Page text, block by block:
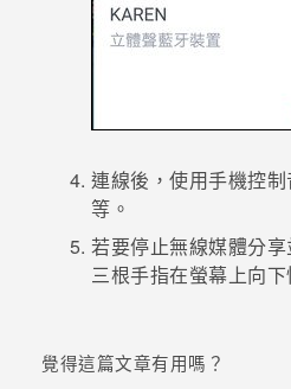
連線後，使用手機控
等。
若要停止無線媒體分
三根手指在螢幕上向下
覺得這篇文章有用嗎？